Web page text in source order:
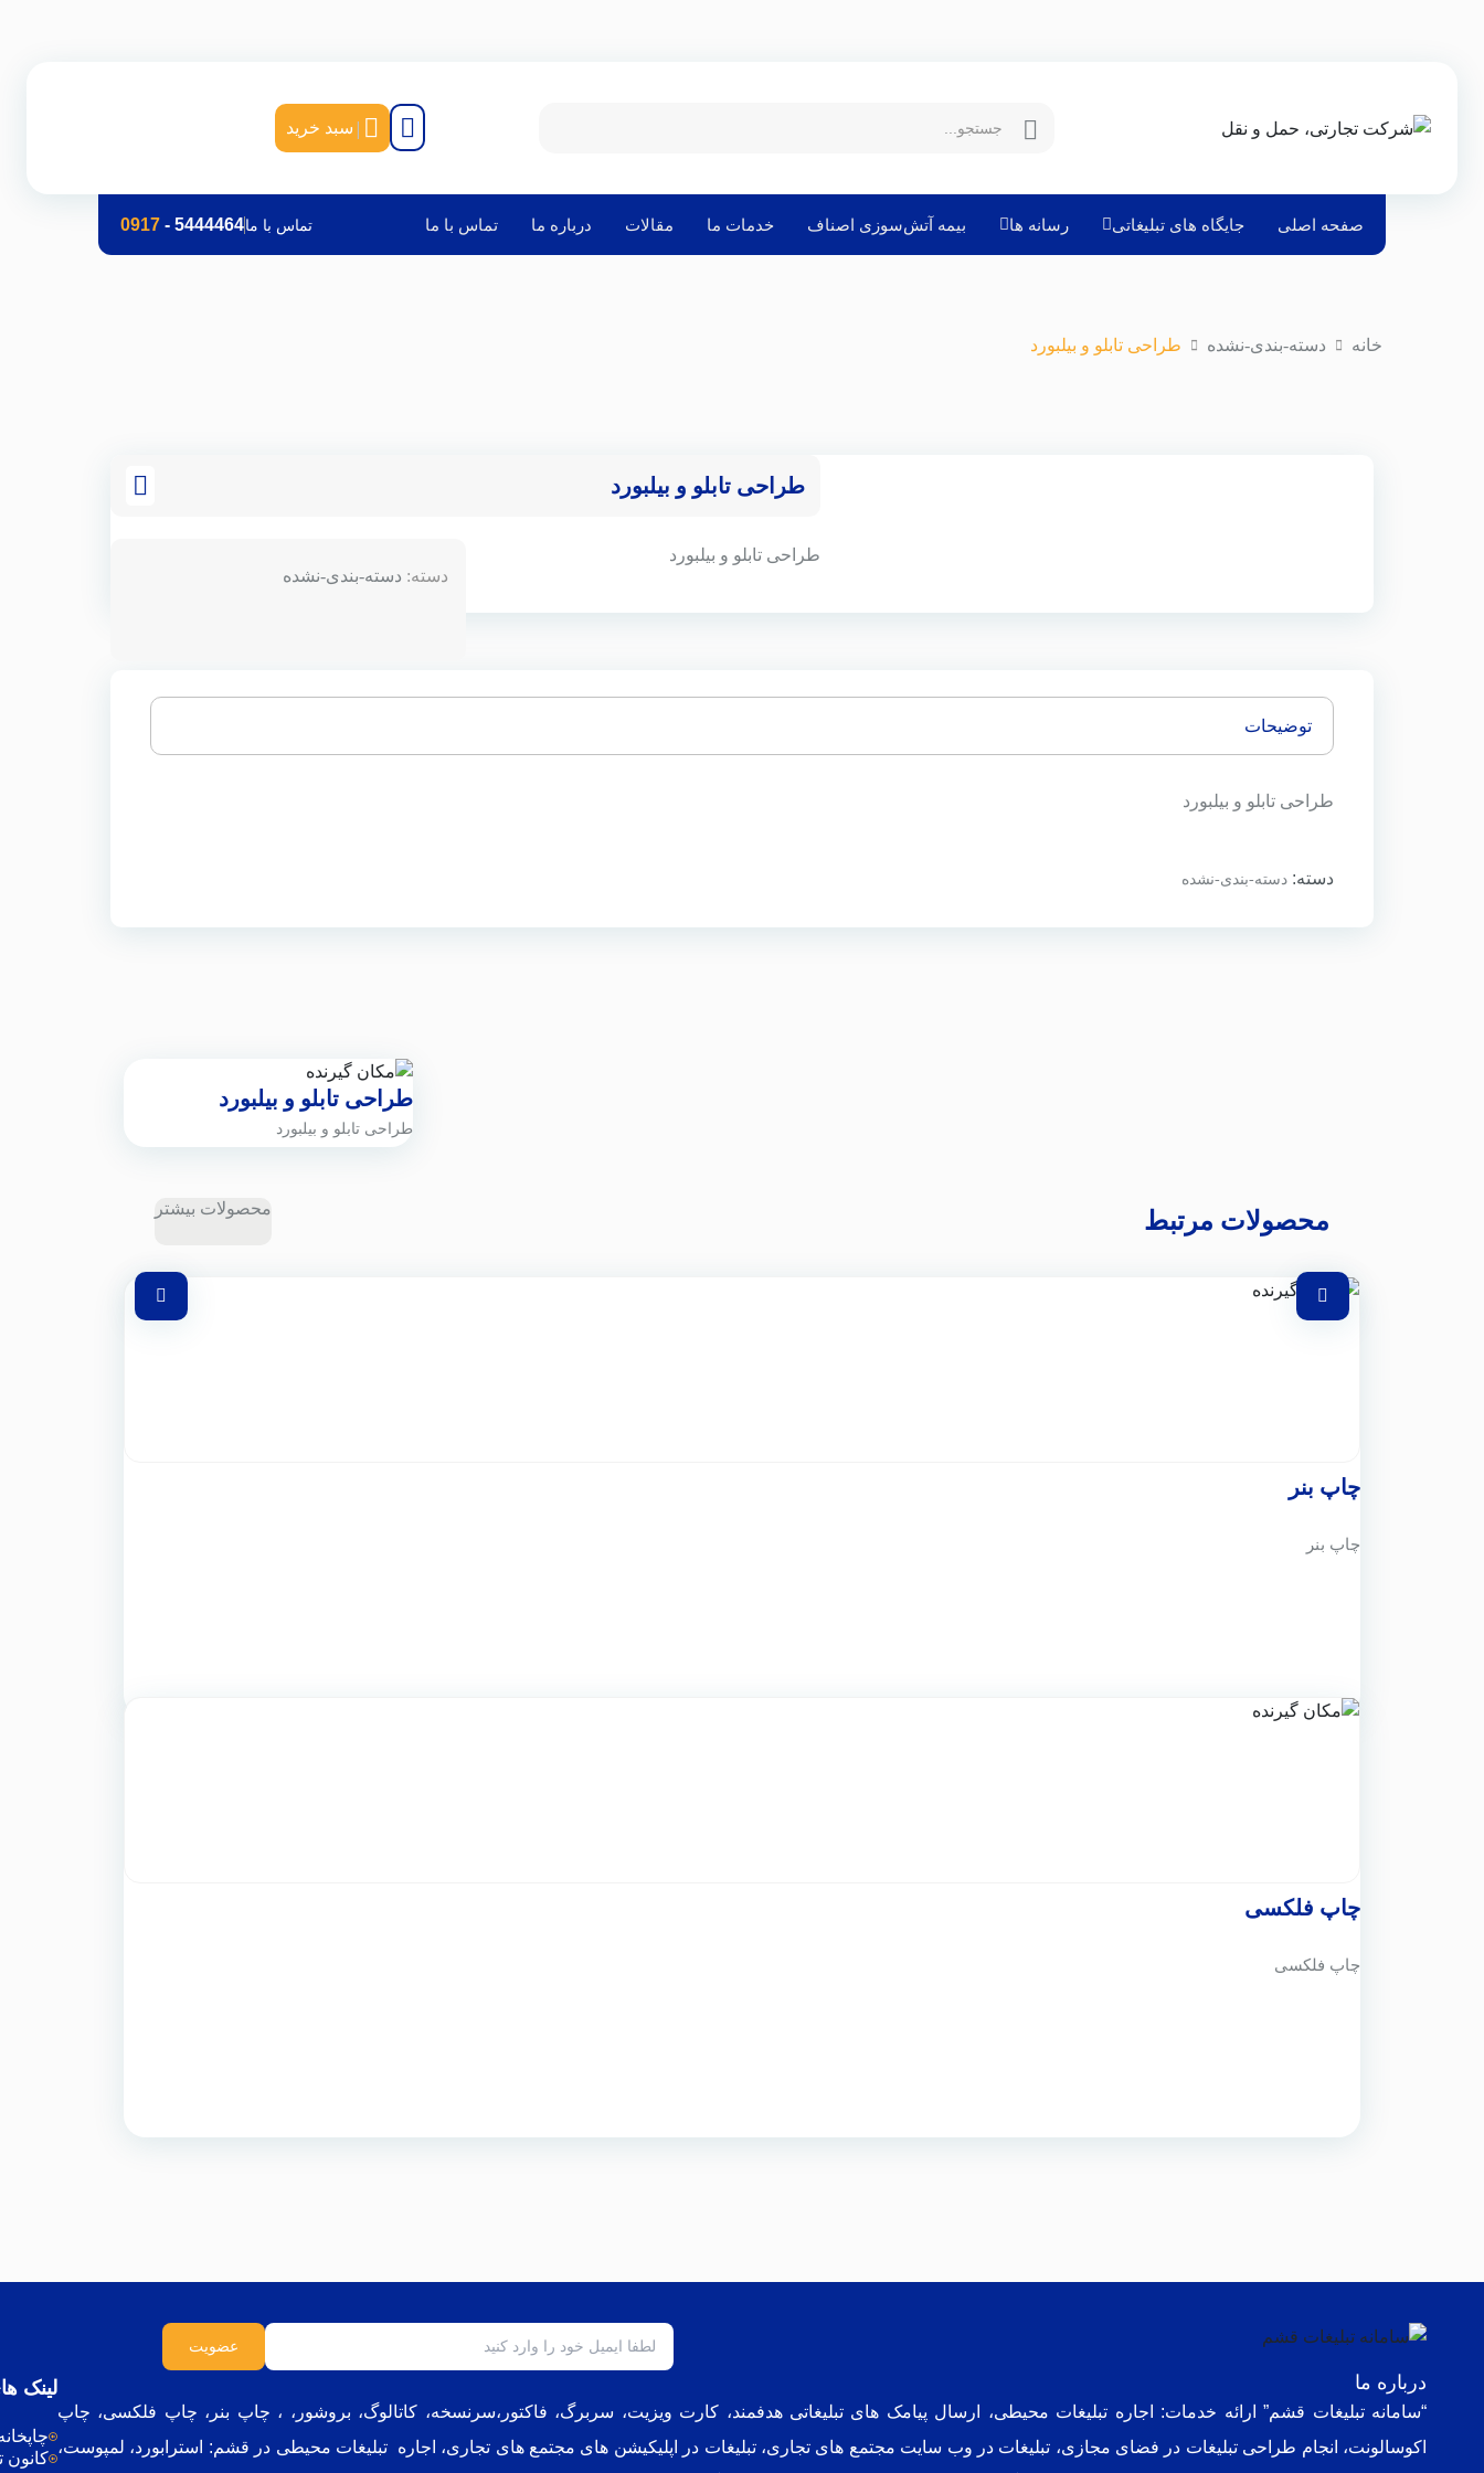
| سبد خرید
صفحه اصلی جایگاه های تبلیغاتی رسانه ها بیمه آتش‌سوزی اصناف خدمات ما مقالات درباره ما تماس با ما تماس با ما5444464
-
0917
خانه دسته-بندی-نشده طراحی تابلو و بیلبورد
طراحی تابلو و بیلبورد
طراحی تابلو و بیلبورد
دسته: دسته-بندی-نشده
توضیحات
طراحی تابلو و بیلبورد
دسته: دسته-بندی-نشده
طراحی تابلو و بیلبورد
طراحی تابلو و بیلبورد
محصولات مرتبط محصولات بیشتر
چاپ بنر
چاپ بنر
چاپ فلکسی
چاپ فلکسی
درباره ما
“سامانه تبلیغات قشم” ارائه خدمات: اجاره تبلیغات محیطی، ارسال پیامک های تبلیغاتی هدفمند، کارت ویزیت، سربرگ، فاکتور،سرنسخه، کاتالوگ، بروشور، ، چاپ بنر، چاپ فلکسی، چاپ
اکوسالونت، انجام طراحی تبلیغات در فضای مجازی، تبلیغات در وب سایت مجتمع های تجاری،تبلیغات در اپلیکیشن های مجتمع های تجاری، اجاره تبلیغات محیطی در قشم: ا سترابورد، لمپوست،
لینک
کانون